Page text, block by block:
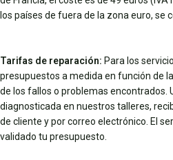
los países de fuera de la zona euro, se
Tarifas de reparación: Para los
presupuestos a medida en función de
de los fallos o problemas encontrados.
diagnosticada en nuestros talleres,
de cliente y por correo electrónico. El
validado tu presupuesto.